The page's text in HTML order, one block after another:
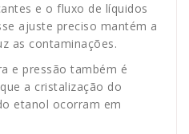
e o fluxo de líquidos
ajuste preciso mantém a
as contaminações.
e pressão também é
a cristalização do
etanol ocorram em